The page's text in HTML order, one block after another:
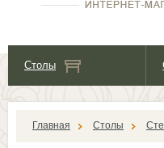
Столы
Главная Столы